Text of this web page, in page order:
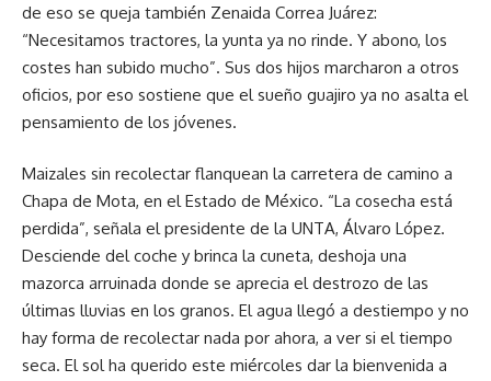
de eso se queja también Zenaida Correa Juárez:
“Necesitamos tractores, la yunta ya no rinde. Y abono, los
costes han subido mucho”. Sus dos hijos marcharon a otros
oficios, por eso sostiene que el sueño guajiro ya no asalta el
pensamiento de los jóvenes.
Maizales sin recolectar flanquean la carretera de camino a
Chapa de Mota, en el Estado de México. “La cosecha está
perdida”, señala el presidente de la UNTA, Álvaro López.
Desciende del coche y brinca la cuneta, deshoja una
mazorca arruinada donde se aprecia el destrozo de las
últimas lluvias en los granos. El agua llegó a destiempo y no
hay forma de recolectar nada por ahora, a ver si el tiempo
seca. El sol ha querido este miércoles dar la bienvenida a